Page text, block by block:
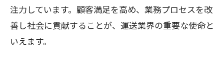
注力しています。顧客満足を高め、業務プロセスを改
善し社会に貢献することが、運送業界の重要な使命と
いえます。